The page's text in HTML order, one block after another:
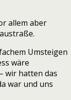
allem aber
Umsteigen
wäre
wir hatten das
war und uns